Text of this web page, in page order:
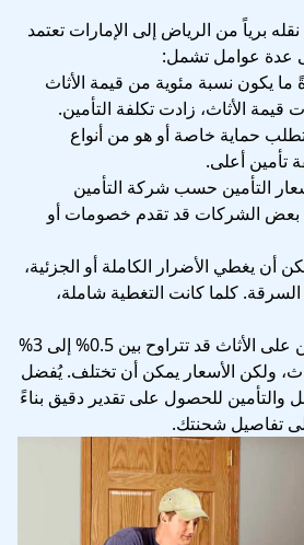
نقله برياً من الرياض إلى الإمارات تعتمد
عدة عوامل تشمل:
ما يكون نسبة مئوية من قيمة الأثاث
قيمة الأثاث، زادت تكلفة التأمين.
حماية خاصة أو هو من أنواع
تأمين أعلى.
التأمين حسب شركة التأمين
بعض الشركات قد تقدم خصومات أو
أن يغطي الأضرار الكاملة أو الجزئية،
كلما كانت التغطية شاملة،
بشكل عام، تكلفة التأمين على الأثاث قد تتراوح بين 0.5% إلى 3%
ولكن الأسعار يمكن أن تختلف. يُفضل
والتأمين للحصول على تقدير دقيق بناءً
تفاصيل شحنتك.